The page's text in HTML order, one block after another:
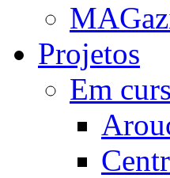
Projetos
Em